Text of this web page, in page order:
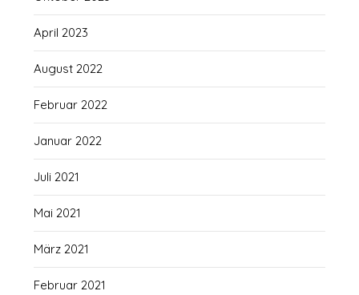
April 2023
August 2022
Februar 2022
Januar 2022
Juli 2021
Mai 2021
März 2021
Februar 2021